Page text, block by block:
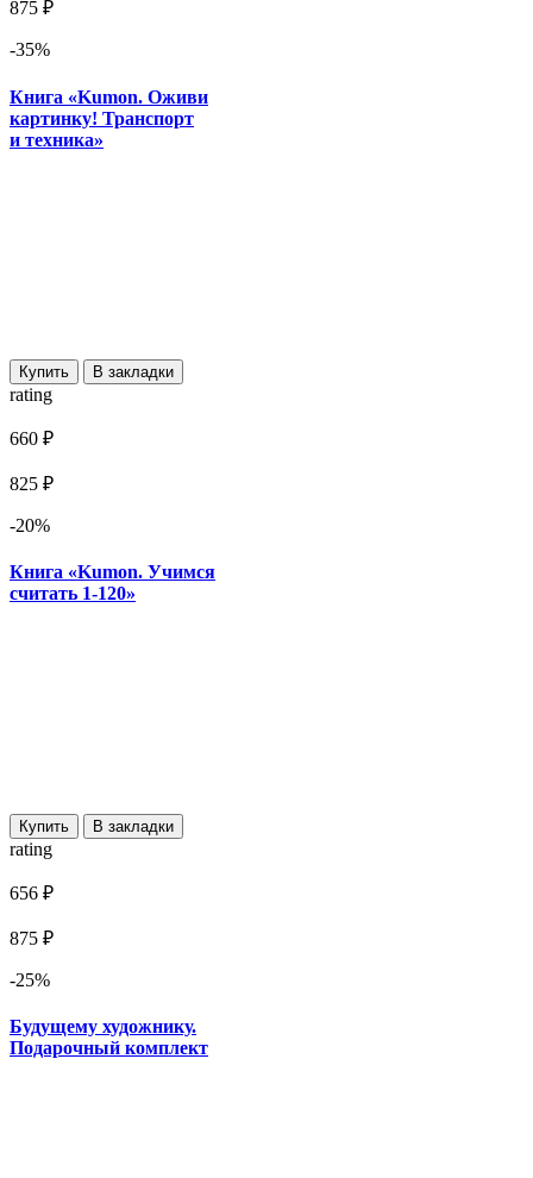
875 ₽
-35%
Книга «Kumon. Оживи
картинку! Транспорт
и техника»
Купить В закладки
rating
660 ₽
825 ₽
-20%
Книга «Kumon. Учимся
считать 1-120»
Купить В закладки
rating
656 ₽
875 ₽
-25%
Будущему художнику.
Подарочный комплект